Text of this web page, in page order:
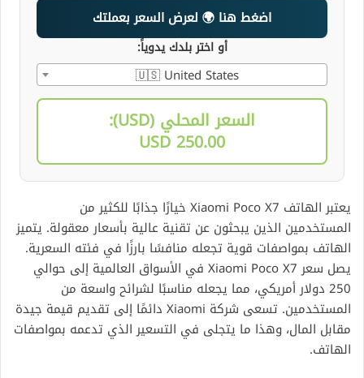
اضغط هنا 🌍 لعرض السعر بعملتك
أو اختر بلدك يدوياً:
🇺🇸 United States
السعر المحلي (USD):
250.00 USD
يعتبر الهاتف Xiaomi Poco X7 خيارًا جذابًا للكثير من
المستخدمين الذين يبحثون عن تقنية عالية بأسعار معقولة. يتميز
الهاتف بمواصفات قوية تجعله منافسًا بارزًا في فئته السعرية.
يصل سعر Xiaomi Poco X7 في الأسواق العالمية إلى حوالي
250 دولار أمريكي، مما يجعله مناسبًا لشرائح واسعة من
المستخدمين. تسعى شركة Xiaomi دائمًا إلى تقديم قيمة جيدة
مقابل المال، وهذا ما يتجلى في التسعير الذي تدعمه بمواصفات
الهاتف.